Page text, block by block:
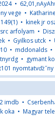
•
vege •
149(1) • kinek jr
arfolyam •
• Gyilkos utck •
• mddonalds •
• gymant
nyomtatvďż˝ny
imdb •
oka • Magyar